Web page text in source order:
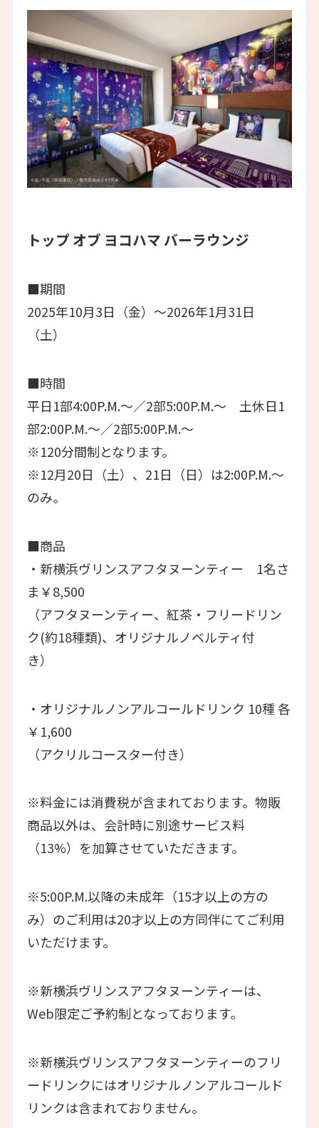
トップ オブ ヨコハマ バーラウンジ
■期間
2025年10月3日（金）～2026年1月31日
（土）
■時間
平日1部4:00P.M.～／2部5:00P.M.～ 土休日1
部2:00P.M.～／2部5:00P.M.～
※120分間制となります。
※12月20日（土）、21日（日）は2:00P.M.～
のみ。
■商品
・新横浜ヴリンスアフタヌーンティー 1名さ
ま￥8,500
（アフタヌーンティー、紅茶・フリードリン
ク(約18種類)、オリジナルノベルティ付
き）
・オリジナルノンアルコールドリンク 10種 各
￥1,600
（アクリルコースター付き）
※料金には消費税が含まれております。物販
商品以外は、会計時に別途サービス料
（13%）を加算させていただきます。
※5:00P.M.以降の未成年（15才以上の方の
み）のご利用は20才以上の方同伴にてご利用
いただけます。
※新横浜ヴリンスアフタヌーンティーは、
Web限定ご予約制となっております。
※新横浜ヴリンスアフタヌーンティーのフリ
ードリンクにはオリジナルノンアルコールド
リンクは含まれておりません。